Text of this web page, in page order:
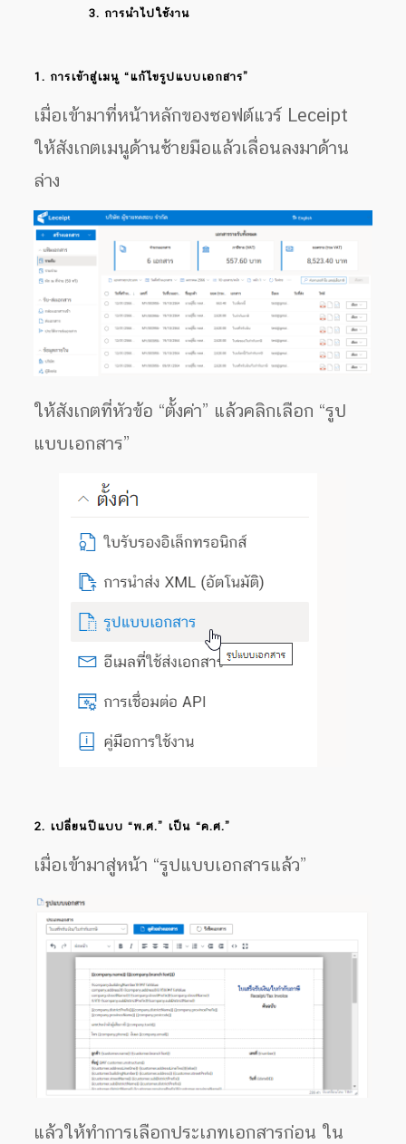
3. การนำไปใช้งาน
1. การเข้าสู่เมนู “แก้ไขรูปแบบเอกสาร”
เมื่อเข้ามาที่หน้าหลักของซอฟต์แวร์ Leceipt
ให้สังเกตเมนูด้านซ้ายมือแล้วเลื่อนลงมาด้าน
ล่าง
ให้สังเกตที่หัวข้อ “ตั้งค่า” แล้วคลิกเลือก “รูป
แบบเอกสาร”
2. เปลี่ยนปีแบบ “พ.ศ.” เป็น “ค.ศ.”
เมื่อเข้ามาสู่หน้า “รูปแบบเอกสารแล้ว”
แล้วให้ทำการเลือกประเภทเอกสารก่อน ใน